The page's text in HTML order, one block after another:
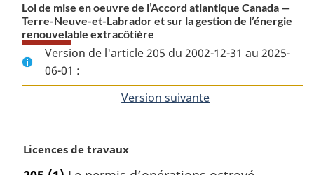
Loi de mise en oeuvre de l’Accord atlantique Canada —
Terre-Neuve-et-Labrador et sur la gestion de l’énergie
renouvelable extracôtière
Version de l'article 205 du 2002-12-31 au 2025-
06-01 :
Version suivante
N
Licences de travaux